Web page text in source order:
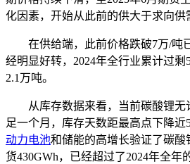
化因素，开始从此前的供大于求向供
在供给端，此前价格跌破7万/吨
经明显好转，2024年全行业累计过
2.1万吨。
从库存数据来看，当前碳酸锂
足一个月，库存天数距最高点下降
动力电池和储能的高增长验证了碳
货430GWh，已经超过了2024年全